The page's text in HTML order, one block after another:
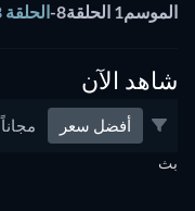
الموسم1 الحلقة8 -الحلقة 8
شاهد الآن
أفضل سعر مجاناً
بث